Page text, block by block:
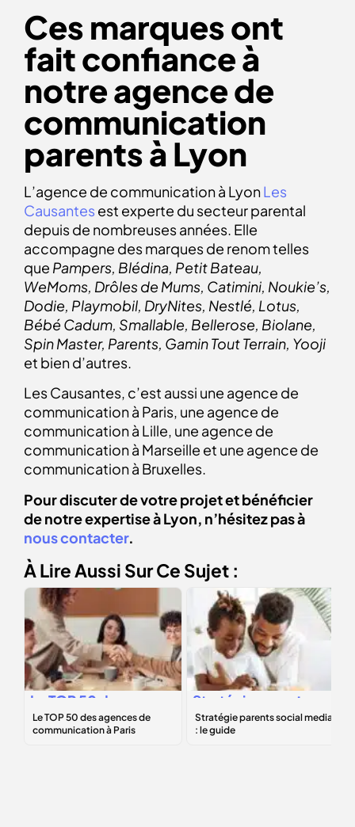
Ces marques ont
fait confiance à
notre agence de
communication
parents à Lyon
L’agence de communication à LyonLes
Causantes est experte du secteur parental
depuis de nombreuses années. Elle
accompagne des marques de renom telles
que Pampers, Blédina, Petit Bateau,
WeMoms, Drôles de Mums, Catimini, Noukie’s,
Dodie, Playmobil, DryNites, Nestlé, Lotus,
Bébé Cadum, Smallable, Bellerose, Biolane,
Spin Master, Parents, Gamin Tout Terrain, Yooji
et bien d’autres.
Les Causantes, c’est aussi une agence de
communication à Paris, une agence de
communication à Lille, une agence de
communication à Marseille et une agence de
communication à Bruxelles.
Pour discuter de votre projet et bénéficier
de notre expertise à Lyon, n’hésitez pas à
nous contacter.
À Lire Aussi Sur Ce Sujet :
Le TOP 50 des
agences de
communication à
Stratégie
parents
social media: le
guide